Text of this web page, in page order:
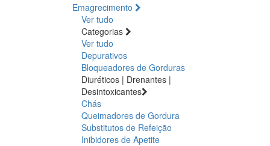
Emagrecimento
Ver tudo
Categorias
Ver tudo
Depurativos
Bloqueadores de Gorduras
Diuréticos | Drenantes |
Desintoxicantes
Chás
Queimadores de Gordura
Substitutos de Refeição
Inibidores de Apetite